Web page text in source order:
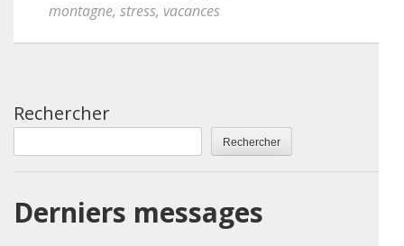
montagne, stress, vacances
Rechercher
Rechercher
Derniers messages